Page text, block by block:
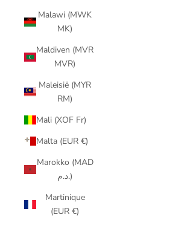
Malawi (MWK
MK)
Maldiven (MVR
MVR)
Maleisië (MYR
RM)
Mali (XOF Fr)
Malta (EUR €)
Marokko (MAD
د.م.)
Martinique
(EUR €)